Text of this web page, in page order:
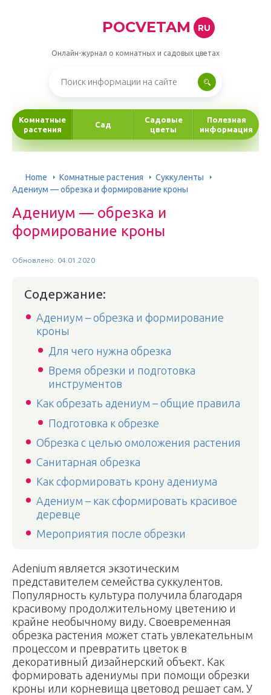
POCVETAM RU
Онлайн-журнал о комнатных и садовых цветах
Комнатные
растения
Сад
Садовые
цветы
Полезная
информация
Home Комнатные растения
Суккуленты
Адениум — обрезка и формирование кроны
Адениум — обрезка и
формирование кроны
Обновлено: 04.01.2020
Содержание:
Адениум – обрезка и формирование
кроны
Для чего нужна обрезка
Время обрезки и подготовка
инструментов
Как обрезать адениум – общие правила
Подготовка к обрезке
Обрезка с целью омоложения растения
Санитарная обрезка
Как сформировать крону адениума
Адениум – как сформировать красивое
деревце
Мероприятия после обрезки
Adenium является экзотическим
представителем семейства суккулентов.
Популярность культура получила благодаря
красивому продолжительному цветению и
крайне необычному виду. Своевременная
обрезка растения может стать увлекательным
процессом и превратить цветок в
декоративный дизайнерский объект. Как
формировать адениумы при помощи обрезки
кроны или корневища цветовод решает сам. У